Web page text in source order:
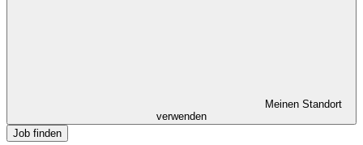
Meinen Standort
verwenden
Job finden